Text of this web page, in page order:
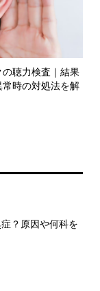
の聴力検査｜結果
時の対処法を解
？原因や何科を